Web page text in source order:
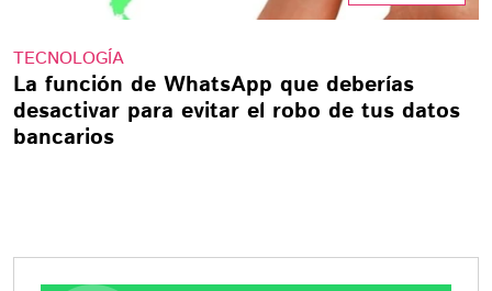
TECNOLOGÍA
La función de WhatsApp que deberías
desactivar para evitar el robo de tus datos
bancarios